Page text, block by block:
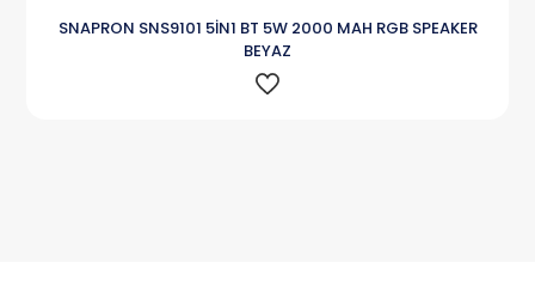
SNAPRON SNS9101 5İN1 BT 5W 2000 MAH RGB SPEAKER
BEYAZ